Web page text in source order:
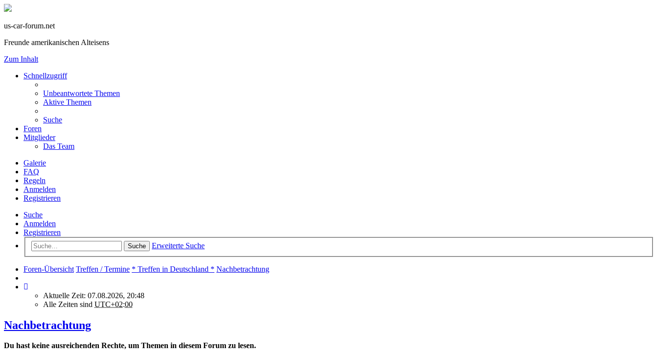
us-car-forum.net
Freunde amerikanischen Alteisens
Zum Inhalt
Schnellzugriff
Unbeantwortete Themen
Aktive Themen
Suche
Foren
Mitglieder
Das Team
Galerie
FAQ
Regeln
Anmelden
Registrieren
Suche
Anmelden
Registrieren
Suche Erweiterte Suche
Foren-Übersicht Treffen / Termine * Treffen in Deutschland * Nachbetrachtung
Aktuelle Zeit: 07.08.2026, 20:48
Alle Zeiten sind UTC+02:00
Nachbetrachtung
Du hast keine ausreichenden Rechte, um Themen in diesem Forum zu lesen.